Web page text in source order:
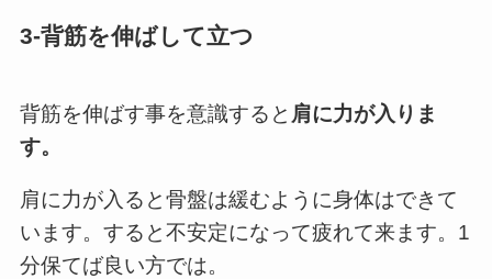
3-背筋を伸ばして立つ
背筋を伸ばす事を意識すると 肩に力が入りま
す。
肩に力が入ると骨盤は緩むように身体はできて
います。すると不安定になって疲れて来ます。1
分保てば良い方では。